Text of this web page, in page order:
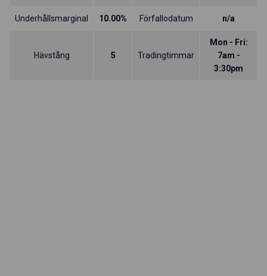
Underhållsmarginal 10.00% Förfallodatum n/a
Hävstång 5 Tradingtimmar
Mon - Fri:
7am -
3:30pm